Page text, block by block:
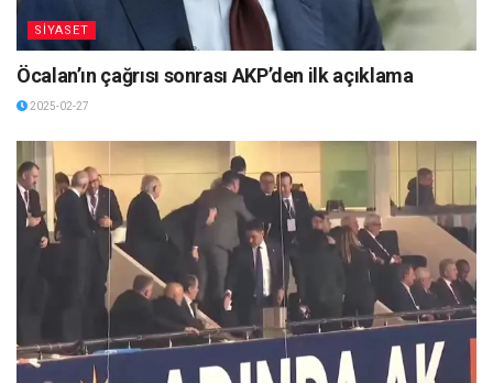
SİYASET
Öcalan’ın çağrısı sonrası AKP’den ilk açıklama
2025-02-27